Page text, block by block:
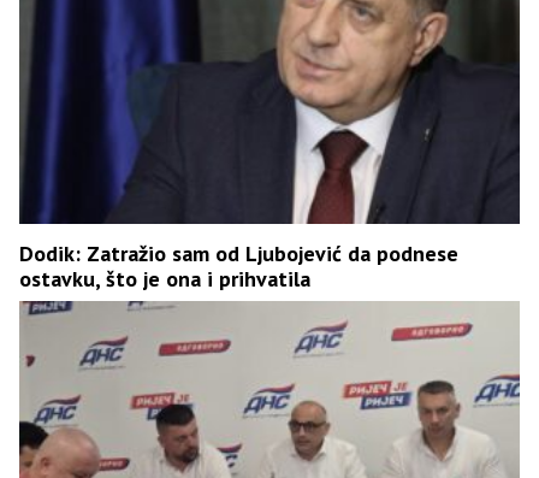
Dodik: Zatražio sam od Ljubojević da podnese
ostavku, što je ona i prihvatila